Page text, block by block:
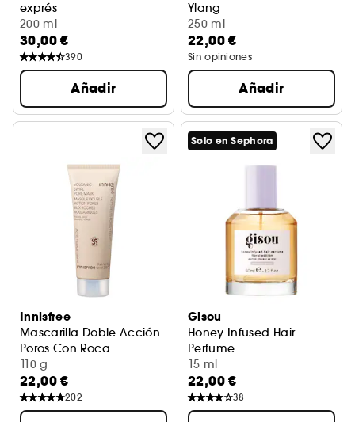
exprés
Tratamiento autobronceador para el cuerpo
200 ml
30,00 €
390
Añadir
Ylang
Leche capilar hidratante y
250 ml
22,00 €
Sin opiniones
Añadir
Innisfree
Mascarilla Doble Acción
Poros Con Roca
Volcánica
Mascarilla Reductora de Poros
110 g
22,00 €
202
Solo en Sephora
Gisou
Honey Infused Hair
Perfume
Lavender Berry
15 ml
22,00 €
38